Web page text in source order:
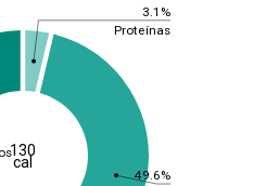
3.1%
49.6%
Proteínas
130
cal